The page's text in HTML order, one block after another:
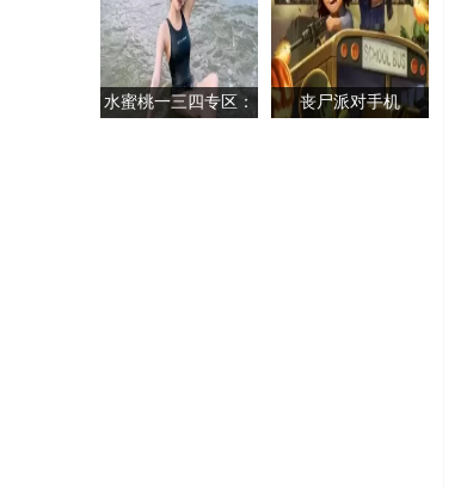
水蜜桃一三四专区：
丧尸派对手机